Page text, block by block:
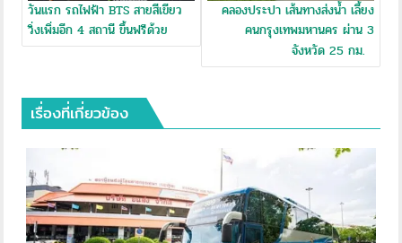
วันแรก รถไฟฟ้า BTS สายสีเขียว
วิ่งเพิ่มอีก 4 สถานี ขึ้นฟรีด้วย
คลองประปา เส้นทางส่งน้ำ เลี้ยง
คนกรุงเทพมหานคร ผ่าน 3
จังหวัด 25 กม.
เรื่องที่เกี่ยวข้อง